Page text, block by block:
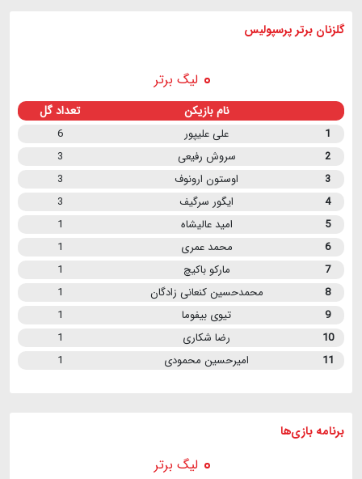
گلزنان برتر پرسپولیس
لیگ برتر
نام بازیکن تعداد گل
1 علی علیپور
6
2
سروش رفیعی
3
3
اوستون ارونوف
3
4
ایگور سرگیف
3
5
امید عالیشاه
1
6
محمد عمری
1
7
مارکو باکیچ
1
8
محمدحسین کنعانی زادگان
1
9
تیوی بیفوما
1
10
رضا شکاری
1
11
امیرحسین محمودی 1
برنامه بازی ها
لیگ برتر